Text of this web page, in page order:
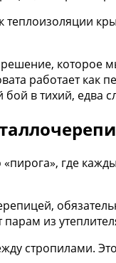
работает
бой в тихий, едва
где
из
стропилами.